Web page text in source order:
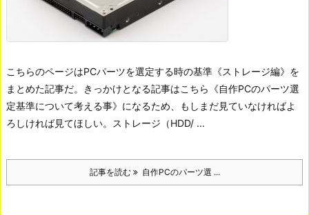
こちらのページはPCパーツを選定する時の基準《ストレージ編》を
まとめた記事だ。きっかけとなる記事はこちら《自作PCのパーツ選
定基準について考える事》になるため、もしまだ見ていなければよ
ろしければ見てほしい。
ストレージ（HDD/ ...
記事を読む 自作PCのパーツ選 ...